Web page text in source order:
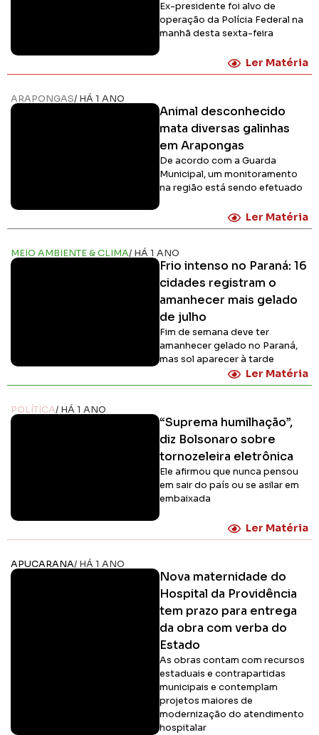
Ex-presidente foi alvo de
operação da Polícia Federal na
manhã desta sexta-feira
Ler Matéria
ARAPONGAS/ HÁ 1 ANO
Animal desconhecido
mata diversas galinhas
em Arapongas
De acordo com a Guarda
Municipal, um monitoramento
na região está sendo efetuado
Ler Matéria
MEIO AMBIENTE & CLIMA/ HÁ 1 ANO
Frio intenso no Paraná: 16
cidades registram o
amanhecer mais gelado
de julho
Fim de semana deve ter
amanhecer gelado no Paraná,
mas sol aparecer à tarde
Ler Matéria
POLÍTICA/ HÁ 1 ANO
“Suprema humilhação”,
diz Bolsonaro sobre
tornozeleira eletrônica
Ele afirmou que nunca pensou
em sair do país ou se asilar em
embaixada
Ler Matéria
APUCARANA/ HÁ 1 ANO
Nova maternidade do
Hospital da Providência
tem prazo para entrega
da obra com verba do
Estado
As obras contam com recursos
estaduais e contrapartidas
municipais e contemplam
projetos maiores de
modernização do atendimento
hospitalar